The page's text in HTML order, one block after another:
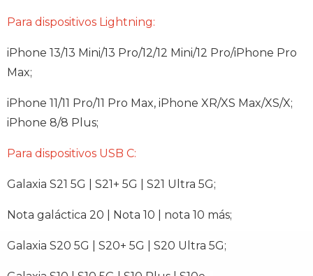
Para dispositivos Lightning:
iPhone 13/13 Mini/13 Pro/12/12 Mini/12 Pro/iPhone Pro
Max;
iPhone 11/11 Pro/11 Pro Max, iPhone XR/XS Max/XS/X;
iPhone 8/8 Plus;
Para dispositivos USB C:
Galaxia S21 5G | S21+ 5G | S21 Ultra 5G;
Nota galáctica 20 | Nota 10 | nota 10 más;
Galaxia S20 5G | S20+ 5G | S20 Ultra 5G;